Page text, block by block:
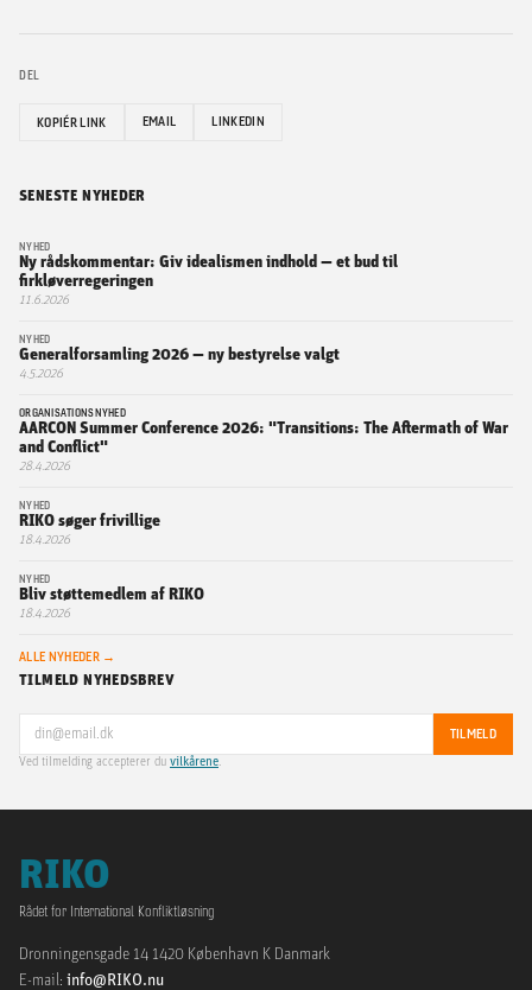
DEL
KOPIÉR LINK EMAIL LINKEDIN
SENESTE NYHEDER
NYHED
Ny rådskommentar: Giv idealismen indhold — et bud til
firkløverregeringen
11.6.2026
NYHED
Generalforsamling 2026 — ny bestyrelse valgt
4.5.2026
ORGANISATIONSNYHED
AARCON Summer Conference 2026: "Transitions: The Aftermath of War
and Conflict"
28.4.2026
NYHED
RIKO søger frivillige
18.4.2026
NYHED
Bliv støttemedlem af RIKO
18.4.2026
ALLE NYHEDER →
TILMELD NYHEDSBREV
TILMELD
Ved tilmelding accepterer du vilkårene.
RIKO
Rådet for International Konfliktløsning
Dronningensgade 14 1420 København K Danmark
E-mail: info@RIKO.nu